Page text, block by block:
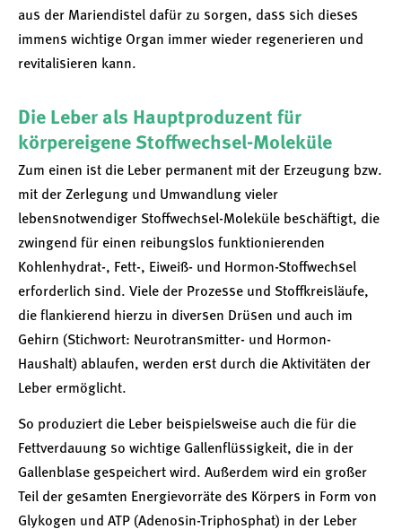
aus der Mariendistel dafür zu sorgen, dass sich dieses
immens wichtige Organ immer wieder regenerieren und
revitalisieren kann.
Die Leber als Hauptproduzent für
körpereigene Stoffwechsel-Moleküle
Zum einen ist die Leber permanent mit der Erzeugung bzw.
mit der Zerlegung und Umwandlung vieler
lebensnotwendiger Stoffwechsel-Moleküle beschäftigt, die
zwingend für einen reibungslos funktionierenden
Kohlenhydrat-, Fett-, Eiweiß- und Hormon-Stoffwechsel
erforderlich sind. Viele der Prozesse und Stoffkreisläufe,
die flankierend hierzu in diversen Drüsen und auch im
Gehirn (Stichwort: Neurotransmitter- und Hormon-
Haushalt) ablaufen, werden erst durch die Aktivitäten der
Leber ermöglicht.
So produziert die Leber beispielsweise auch die für die
Fettverdauung so wichtige Gallenflüssigkeit, die in der
Gallenblase gespeichert wird. Außerdem wird ein großer
Teil der gesamten Energievorräte des Körpers in Form von
Glykogen und ATP (Adenosin-Triphosphat) in der Leber